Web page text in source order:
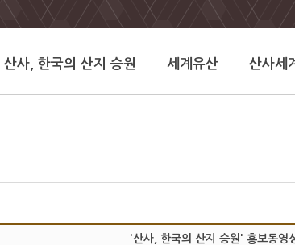
산사, 한국의 산지 승원 세계유산 산사세
'산사, 한국의 산지 승원' 홍보동영